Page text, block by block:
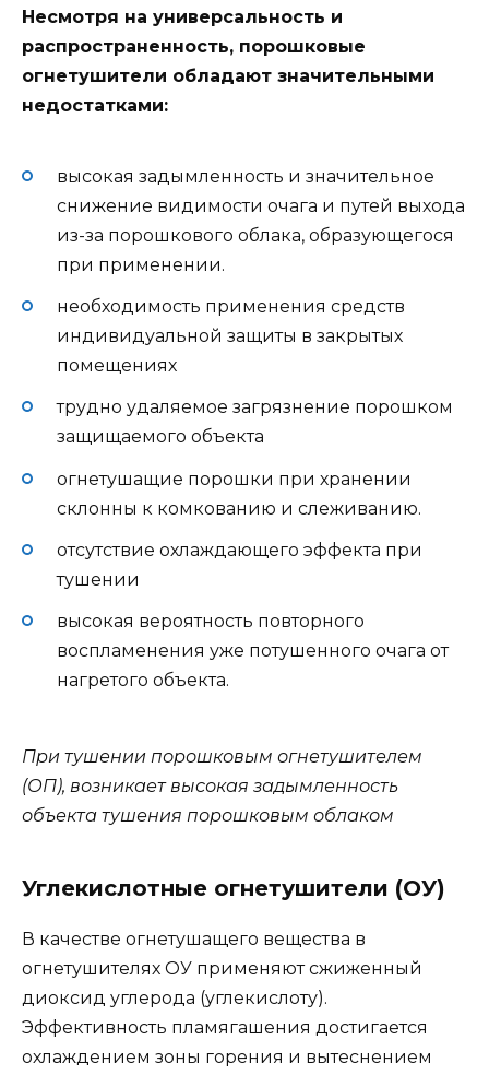
Несмотря на универсальность и
распространенность, порошковые
огнетушители обладают значительными
недостатками:
высокая задымленность и значительное
снижение видимости очага и путей выхода
из-за порошкового облака, образующегося
при применении.
необходимость применения средств
индивидуальной защиты в закрытых
помещениях
трудно удаляемое загрязнение порошком
защищаемого объекта
огнетушащие порошки при хранении
склонны к комкованию и слеживанию.
отсутствие охлаждающего эффекта при
тушении
высокая вероятность повторного
воспламенения уже потушенного очага от
нагретого объекта.
При тушении порошковым огнетушителем
(ОП), возникает высокая задымленность
объекта тушения порошковым облаком
Углекислотные огнетушители (ОУ)
В качестве огнетушащего вещества в
огнетушителях ОУ применяют сжиженный
диоксид углерода (углекислоту).
Эффективность пламягашения достигается
охлаждением зоны горения и вытеснением